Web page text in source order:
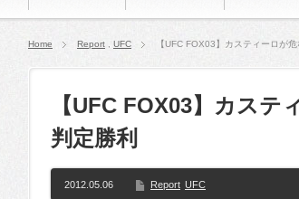
Home Report UFC 【UFC FOX03】カスティーロが
【UFC FOX03】カス
判定勝利
2012.05.06 Report UFC